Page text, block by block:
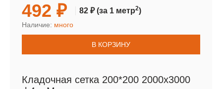
492 ₽ 82 ₽(за 1 метр2)
Наличие: много
В КОРЗИНУ
Кладочная сетка 200*200 2000х3000